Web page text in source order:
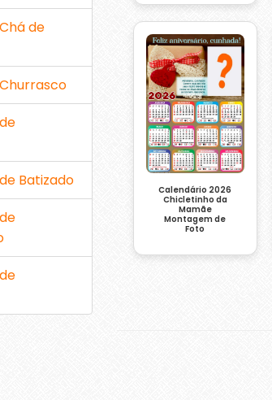
Calendário 2026
Chicletinho da
Mamãe
Montagem de
Foto
de
Batizado